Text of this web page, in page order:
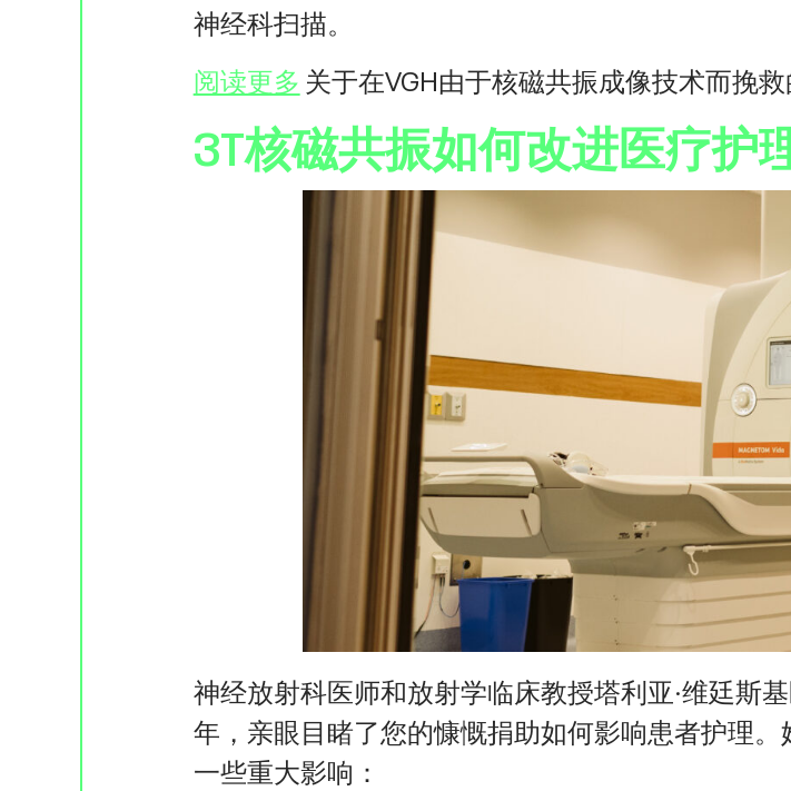
神经科扫描。
阅读更多 关于在VGH由于核磁共振成像技术而挽救
3T核磁共振如何改进医疗护
神经放射科医师和放射学临床教授塔利亚·维廷斯
年，亲眼目睹了您的慷慨捐助如何影响患者护理
一些重大影响：